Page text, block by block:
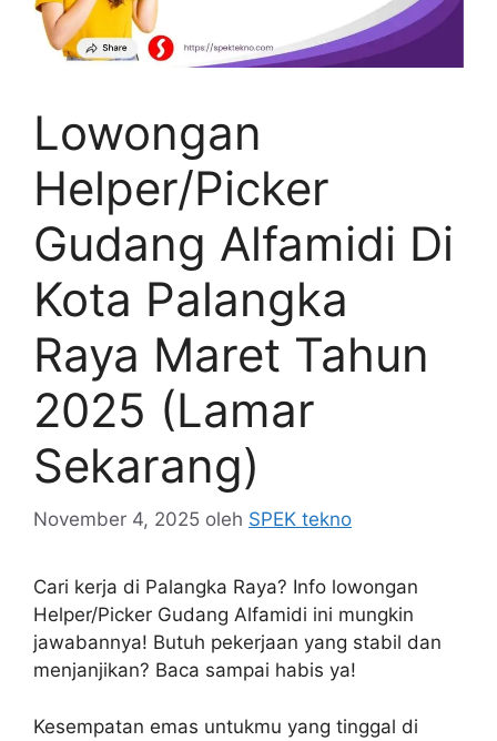
Lowongan
Helper/Picker
Gudang Alfamidi Di
Kota Palangka
Raya Maret Tahun
2025 (Lamar
Sekarang)
November 4, 2025 oleh SPEK tekno
Cari kerja di Palangka Raya? Info lowongan
Helper/Picker Gudang Alfamidi ini mungkin
jawabannya! Butuh pekerjaan yang stabil dan
menjanjikan? Baca sampai habis ya!
Kesempatan emas untukmu yang tinggal di